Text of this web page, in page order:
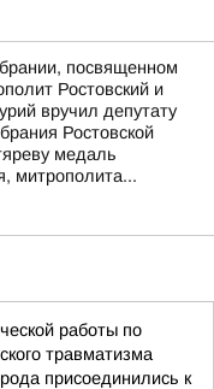
посвященном
Ростовский и
вручил депутату
Ростовской
медаль
митрополита...
работы по
травматизма
присоединились к